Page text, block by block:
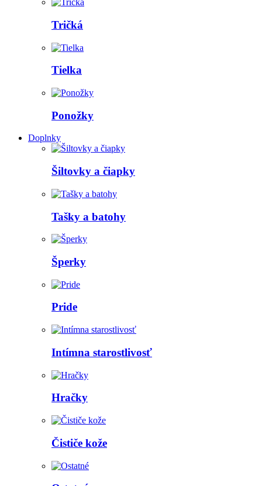
Tričká
Tielka
Ponožky
Doplnky
Šiltovky a čiapky
Tašky a batohy
Šperky
Pride
Intímna starostlivosť
Hračky
Čističe kože